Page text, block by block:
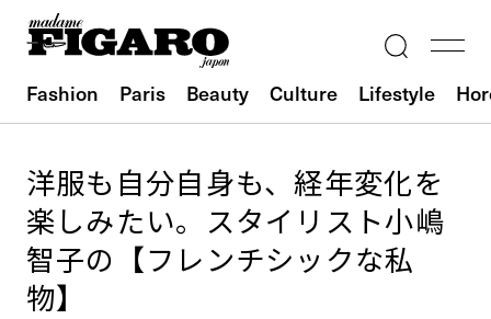
Fashion Paris Beauty Culture Lifestyle
洋服も自分自身も、経年変化を
楽しみたい。スタイリスト小嶋
智子の【フレンチシックな私
物】